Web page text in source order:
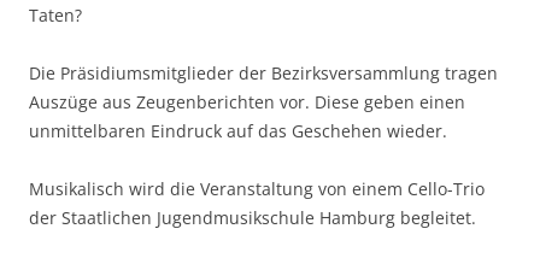
Taten?
Die Präsidiumsmitglieder der Bezirksversammlung tragen
Auszüge aus Zeugenberichten vor. Diese geben einen
unmittelbaren Eindruck auf das Geschehen wieder.
Musikalisch wird die Veranstaltung von einem Cello-Trio
der Staatlichen Jugendmusikschule Hamburg begleitet.